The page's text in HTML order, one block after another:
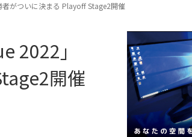
者がついに決まる Playoff Stage2開催
2022」
開催